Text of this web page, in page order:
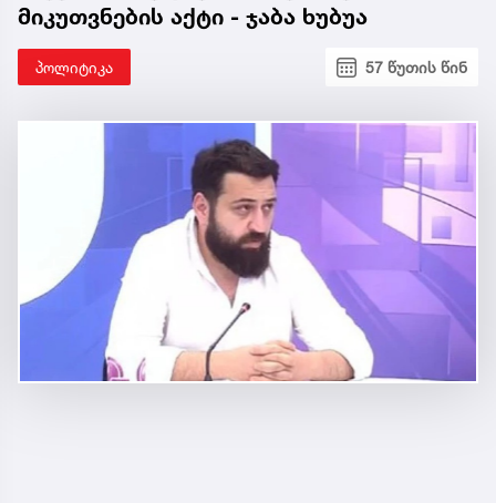
მიკუთვნების აქტი - ჯაბა ხუბუა
პოლიტიკა 57 წუთის წინ